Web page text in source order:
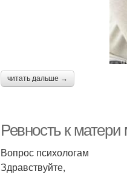
читать дальше →
Ревность к
Вопрос психологам
Здравствуйте,